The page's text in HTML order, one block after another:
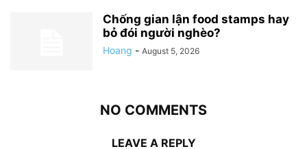
Chống gian lận food stamps hay
bỏ đói người nghèo?
Hoang - August 5, 2026
NO COMMENTS
LEAVE A REPLY